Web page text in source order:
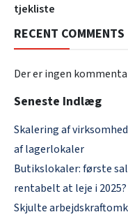
tjekliste
RECENT COMMENTS
Der er ingen
Seneste Indlæg
Skalering af
af lagerlokaler
Butikslokaler: første
rentabelt at leje i 2025?
Skjulte